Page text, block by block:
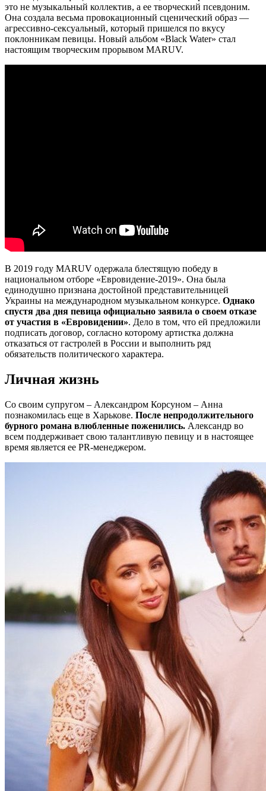
это не музыкальный коллектив, а ее творческий псевдоним.
Она создала весьма провокационный сценический образ —
агрессивно-сексуальный, который пришелся по вкусу
поклонникам певицы. Новый альбом «Black Water» стал
настоящим творческим прорывом MARUV.
В 2019 году MARUV одержала блестящую победу в
национальном отборе «Евровидение-2019». Она была
единодушно признана достойной представительницей
Украины на международном музыкальном конкурсе. Однако
спустя два дня певица официально заявила о своем отказе
от участия в «Евровидении». Дело в том, что ей предложили
подписать договор, согласно которому артистка должна
отказаться от гастролей в России и выполнить ряд
обязательств политического характера.
Личная жизнь
Со своим супругом – Александром Корсуном – Анна
познакомилась еще в Харькове. После непродолжительного
бурного романа влюбленные поженились. Александр во
всем поддерживает свою талантливую певицу и в настоящее
время является ее PR-менеджером.